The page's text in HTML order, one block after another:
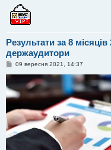
Результати за 8
держаудитори
П
і
д
о
л
е
н
н
09 вересня 2021, 14:37